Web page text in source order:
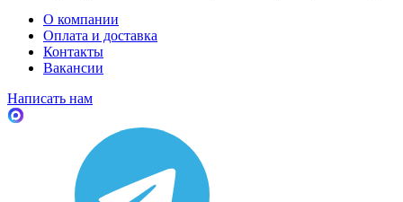
О компании
Оплата и доставка
Контакты
Вакансии
Написать нам